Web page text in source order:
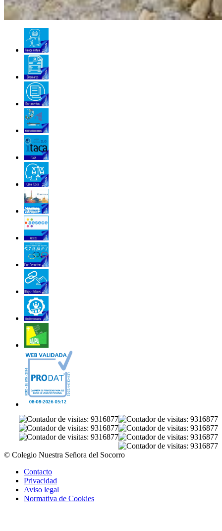
© Colegio Nuestra Señora del Socorro
Contacto
Privacidad
Aviso legal
Normativa de Cookies